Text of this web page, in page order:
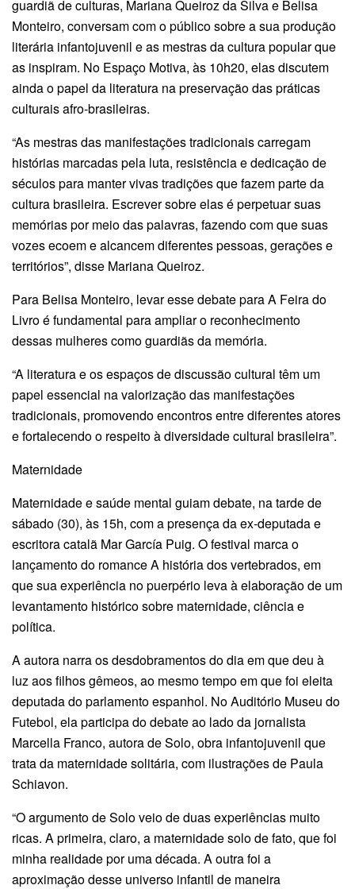
guardiã de culturas, Mariana Queiroz da Silva e Belisa
Monteiro, conversam com o público sobre a sua produção
literária infantojuvenil e as mestras da cultura popular que
as inspiram. No Espaço Motiva, às 10h20, elas discutem
ainda o papel da literatura na preservação das práticas
culturais afro-brasileiras.
“As mestras das manifestações tradicionais carregam
histórias marcadas pela luta, resistência e dedicação de
séculos para manter vivas tradições que fazem parte da
cultura brasileira. Escrever sobre elas é perpetuar suas
memórias por meio das palavras, fazendo com que suas
vozes ecoem e alcancem diferentes pessoas, gerações e
territórios”, disse Mariana Queiroz.
Para Belisa Monteiro, levar esse debate para A Feira do
Livro é fundamental para ampliar o reconhecimento
dessas mulheres como guardiãs da memória.
“A literatura e os espaços de discussão cultural têm um
papel essencial na valorização das manifestações
tradicionais, promovendo encontros entre diferentes atores
e fortalecendo o respeito à diversidade cultural brasileira”.
Maternidade
Maternidade e saúde mental guiam debate, na tarde de
sábado (30), às 15h, com a presença da ex-deputada e
escritora catalã Mar García Puig. O festival marca o
lançamento do romance A história dos vertebrados, em
que sua experiência no puerpério leva à elaboração de um
levantamento histórico sobre maternidade, ciência e
política.
A autora narra os desdobramentos do dia em que deu à
luz aos filhos gêmeos, ao mesmo tempo em que foi eleita
deputada do parlamento espanhol. No Auditório Museu do
Futebol, ela participa do debate ao lado da jornalista
Marcella Franco, autora de Solo, obra infantojuvenil que
trata da maternidade solitária, com ilustrações de Paula
Schiavon.
“O argumento de Solo veio de duas experiências muito
ricas. A primeira, claro, a maternidade solo de fato, que foi
minha realidade por uma década. A outra foi a
aproximação desse universo infantil de maneira